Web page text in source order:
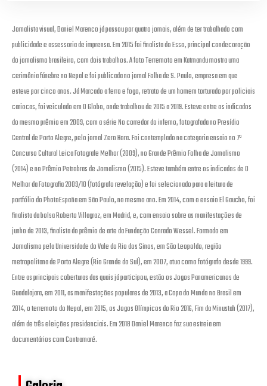
Jornalista visual, Daniel Marenco já passou por quatro jornais, além de ter trabalhado com
publicidade e assessoria de imprensa. Em 2015 foi finalista do Esso, principal condecoração
do jornalismo brasileiro, com dois trabalhos. A foto Terremoto em Katmandu mostra uma
cerimônia fúnebre no Nepal e foi publicada no jornal Folha de S. Paulo, empresa em que
esteve por cinco anos. Já Marcado a ferro e fogo, retrato de um homem torturado por policiais
cariocas, foi veiculado em O Globo, onde trabalhou de 2015 a 2019. Esteve entre os indicados
do mesmo prêmio em 2009, com a série No corredor do inferno, fotografada no Presídio
Central de Porto Alegre, pelo jornal Zero Hora. Foi contemplado na categoria ensaio no 7º
Concurso Cultural Leica Fotografe Melhor (2009), no Grande Prêmio Folha de Jornalismo
(2014) e no Prêmio Petrobras de Jornalismo (2015). Esteve também entre os indicados de O
Melhor da Fotografia 2009/10 (fotógrafo revelação) e foi selecionado para a leitura de
portfólio do PhotoEspaña em São Paulo, no mesmo ano. Em 2014, com o ensaio El Gaucho, foi
finalista da bolsa Roberto Villagraz, em Madrid, e, com ensaio sobre as manifestações de
junho de 2013, finalista do prêmio de arte da Fundação Conrado Wessel. Formado em
Jornalismo pela Universidade do Vale do Rio dos Sinos, em São Leopoldo, região
metropolitana de Porto Alegre (Rio Grande do Sul), em 2007, atua como fotógrafo desde 1999.
Entre as principais coberturas das quais já participou, estão os Jogos Panamericanos de
Guadalajara, em 2011, as manifestações populares de 2013, a Copa do Mundo no Brasil em
2014, o terremoto do Nepal, em 2015, os Jogos Olímpicos do Rio 2016, Fim da Minustah (2017),
além de três eleições presidenciais. Em 2018 Daniel Marenco faz sua estreia em
documentários com Contramaré.